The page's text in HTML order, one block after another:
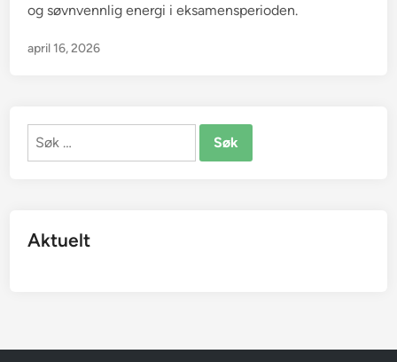
n
og søvnvennlig energi i eksamensperioden.
april 16, 2026
Søk
Aktuelt